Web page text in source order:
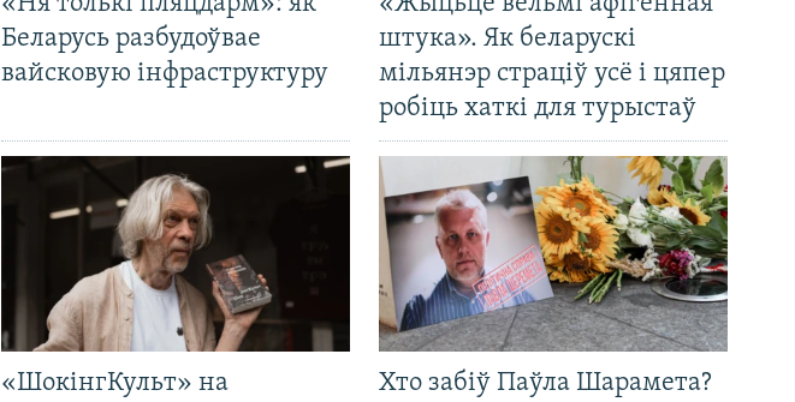
Беларусь разбудоўвае
вайсковую інфраструктуру
штука». Як беларускі
мільянэр страціў усё і цяпер
робіць хаткі для турыстаў
«ШокінгКульт» на
Хто забіў Паўла Шарамета?